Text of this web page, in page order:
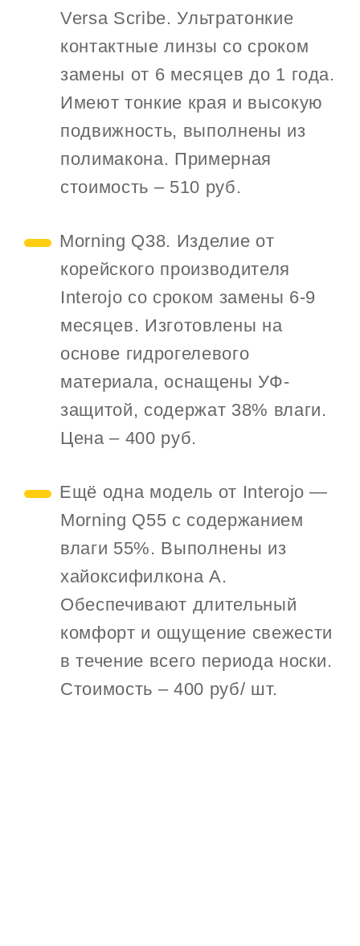
Versa Scribe. Ультратонкие
контактные линзы со сроком
замены от 6 месяцев до 1 года.
Имеют тонкие края и высокую
подвижность, выполнены из
полимакона. Примерная
стоимость – 510 руб.
Morning Q38. Изделие от
корейского производителя
Interojo со сроком замены 6-9
месяцев. Изготовлены на
основе гидрогелевого
материала, оснащены УФ-
защитой, содержат 38% влаги.
Цена – 400 руб.
Ещё одна модель от Interojo —
Morning Q55 с содержанием
влаги 55%. Выполнены из
хайоксифилкона А.
Обеспечивают длительный
комфорт и ощущение свежести
в течение всего периода носки.
Стоимость – 400 руб/ шт.